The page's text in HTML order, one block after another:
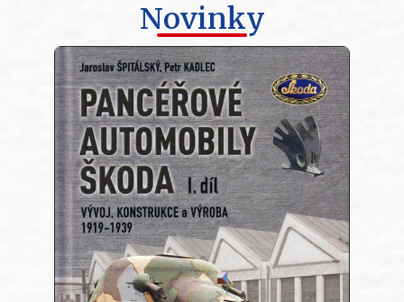
Novinky